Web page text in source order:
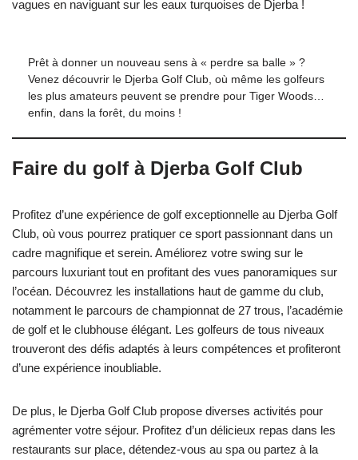
vagues en naviguant sur les eaux turquoises de Djerba !
Prêt à donner un nouveau sens à « perdre sa balle » ?
Venez découvrir le Djerba Golf Club, où même les golfeurs
les plus amateurs peuvent se prendre pour Tiger Woods…
enfin, dans la forêt, du moins !
Faire du golf à Djerba Golf Club
Profitez d’une expérience de golf exceptionnelle au Djerba Golf
Club, où vous pourrez pratiquer ce sport passionnant dans un
cadre magnifique et serein. Améliorez votre swing sur le
parcours luxuriant tout en profitant des vues panoramiques sur
l’océan. Découvrez les installations haut de gamme du club,
notamment le parcours de championnat de 27 trous, l’académie
de golf et le clubhouse élégant. Les golfeurs de tous niveaux
trouveront des défis adaptés à leurs compétences et profiteront
d’une expérience inoubliable.
De plus, le Djerba Golf Club propose diverses activités pour
agrémenter votre séjour. Profitez d’un délicieux repas dans les
restaurants sur place, détendez-vous au spa ou partez à la